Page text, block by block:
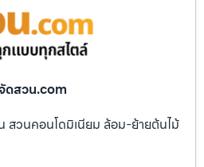
ดสวน.com
สวนคอนโดมิเนียม ล้อม-ย้ายต้นไม้